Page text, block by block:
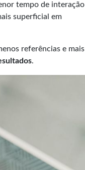
tempo de interação
superficial em
referências e mais
.